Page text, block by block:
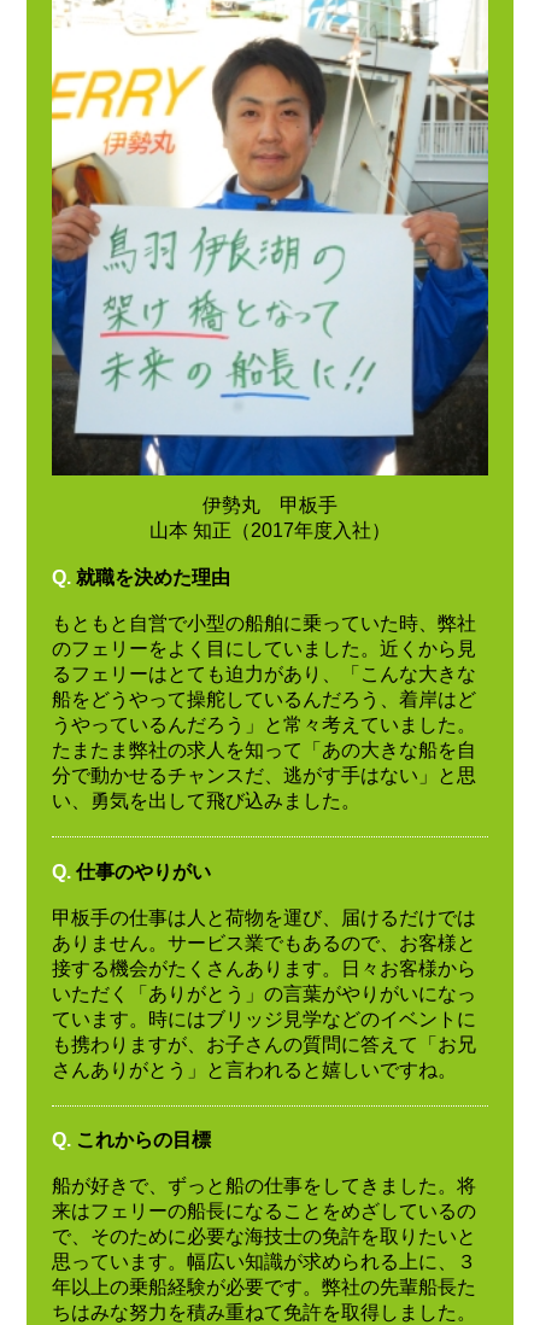
伊勢丸 甲板手
山本 知正（2017年度入社）
Q. 就職を決めた理由
もともと自営で小型の船舶に乗っていた時、弊社
のフェリーをよく目にしていました。近くから見
るフェリーはとても迫力があり、「こんな大きな
船をどうやって操舵しているんだろう、着岸はど
うやっているんだろう」と常々考えていました。
たまたま弊社の求人を知って「あの大きな船を自
分で動かせるチャンスだ、逃がす手はない」と思
い、勇気を出して飛び込みました。
Q. 仕事のやりがい
甲板手の仕事は人と荷物を運び、届けるだけでは
ありません。サービス業でもあるので、お客様と
接する機会がたくさんあります。日々お客様から
いただく「ありがとう」の言葉がやりがいになっ
ています。時にはブリッジ見学などのイベントに
も携わりますが、お子さんの質問に答えて「お兄
さんありがとう」と言われると嬉しいですね。
Q. これからの目標
船が好きで、ずっと船の仕事をしてきました。将
来はフェリーの船長になることをめざしているの
で、そのために必要な海技士の免許を取りたいと
思っています。幅広い知識が求められる上に、３
年以上の乗船経験が必要です。弊社の先輩船長た
ちはみな努力を積み重ねて免許を取得しました。